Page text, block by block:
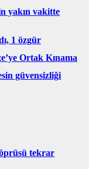
yakın vakitte
1 özgür
Ortak Kınama
güvensizliği
tekrar